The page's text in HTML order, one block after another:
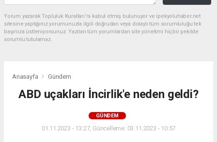
Yorum yazarak Topluluk Kuralları’nı kabul etmiş bulunuyor ve ipekyoluhaber.net
sitesine yaptığınız yorumunuzla ilgili doğrudan veya dolaylı tüm sorumluluğu tek
başınıza üstleniyorsunuz. Yazılan tüm yorumlardan site yönetimi hiçbir şekilde
sorumlu tutulamaz.
Anasayfa Gündem
ABD uçakları İncirlik'e neden geldi?
GÜNDEM
01.11.2023 - 13:27, Güncelleme: 03.11.2023 - 10:57